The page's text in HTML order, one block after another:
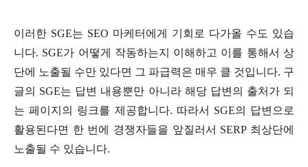
이러한 SGE는 SEO 마케터에게 기회로 다가올 수도 있습
니다. SGE가 어떻게 작동하는지 이해하고 이를 통해서 상
단에 노출될 수만 있다면 그 파급력은 매우 클 것입니다. 구
글의 SGE는 답변 내용뿐만 아니라 해당 답변의 출처가 되
는 페이지의 링크를 제공합니다. 따라서 SGE의 답변으로
활용된다면 한 번에 경쟁자들을 앞질러서 SERP 최상단에
노출될 수 있습니다.